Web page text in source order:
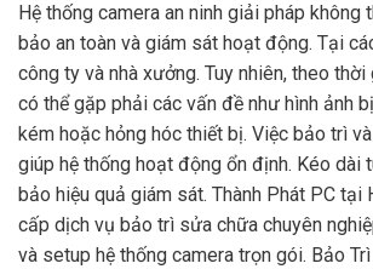
Hệ thống camera an ninh giải pháp không
bảo an toàn và giám sát hoạt động. Tại
công ty và nhà xưởng. Tuy nhiên, theo thời
có thể gặp phải các vấn đề như hình ảnh
kém hoặc hỏng hóc thiết bị. Việc bảo trì
giúp hệ thống hoạt động ổn định. Kéo dài
bảo hiệu quả giám sát. Thành Phát PC tại
cấp dịch vụ bảo trì sửa chữa chuyên
và setup hệ thống camera trọn gói. Bảo